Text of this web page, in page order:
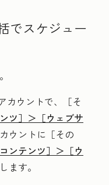
でスケジュー
カウントで、
［そ
ツ］＞ ［ウェブサ
ウントに ［その
コンテンツ］＞ ［ウ
ます。